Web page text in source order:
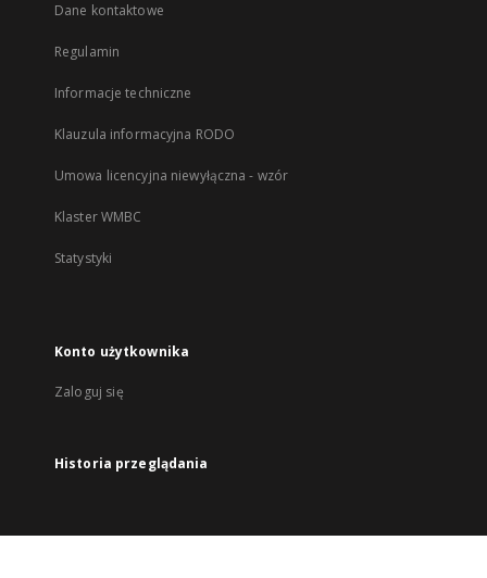
Dane kontaktowe
Regulamin
Informacje techniczne
Klauzula informacyjna RODO
Umowa licencyjna niewyłączna - wzór
Klaster WMBC
Statystyki
Konto użytkownika
Zaloguj się
Historia przeglądania